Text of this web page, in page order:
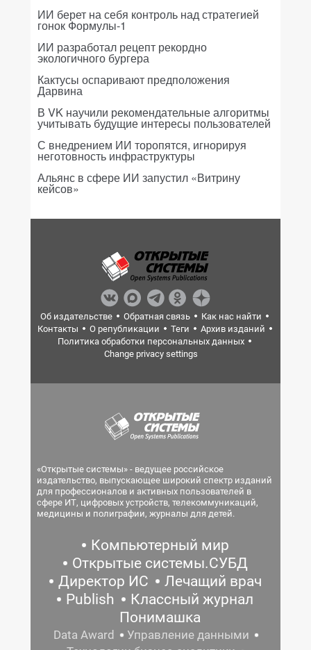
ИИ берет на себя контроль над стратегией
гонок Формулы-1
ИИ разработал рецепт рекордно
экологичного бургера
Кактусы оспаривают предположения
Дарвина
В VK научили рекомендательные алгоритмы
учитывать будущие интересы пользователей
С внедрением ИИ торопятся, игнорируя
неготовность инфраструктуры
Альянс в сфере ИИ запустил «Витрину
кейсов»
Об издательстве Обратная связь
Как нас найти
Контакты
О републикации Теги
Архив изданий
Политика обработки персональных данных
Change privacy settings
«Открытые системы» - ведущее российское
издательство, выпускающее широкий спектр изданий
для профессионалов и активных пользователей в
сфере ИТ, цифровых устройств, телекоммуникаций,
медицины и полиграфии, журналы для детей.
Компьютерный мир
Открытые системы.СУБД
Директор ИС
Лечащий врач
Publish
Классный журнал
Понимашка
Data Award
Управление данными